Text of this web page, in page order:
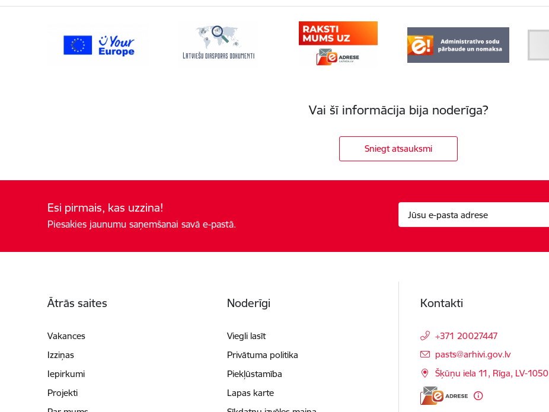
Vai šī informācija bija noderīga?
Sniegt atsauksmi
Esi pirmais, kas uzzina!
Piesakies jaunumu saņemšanai savā e-pastā.
Ātrās saites
Vakances
Izziņas
Iepirkumi
Projekti
Noderīgi
Viegli lasīt
Privātuma politika
Piekļūstamība
Lapas karte
Kontakti
+371 20027447
E-pasts:
pasts@arhivi.gov.lv
Šķūņu iela 11, Rīga, LV-1050